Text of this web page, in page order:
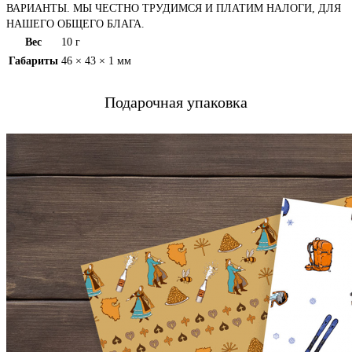
ВАРИАНТЫ. МЫ ЧЕСТНО ТРУДИМСЯ И ПЛАТИМ НАЛОГИ, ДЛЯ
НАШЕГО ОБЩЕГО БЛАГА.
Вес
10 г
Габариты 46 × 43 × 1 мм
Подарочная упаковка